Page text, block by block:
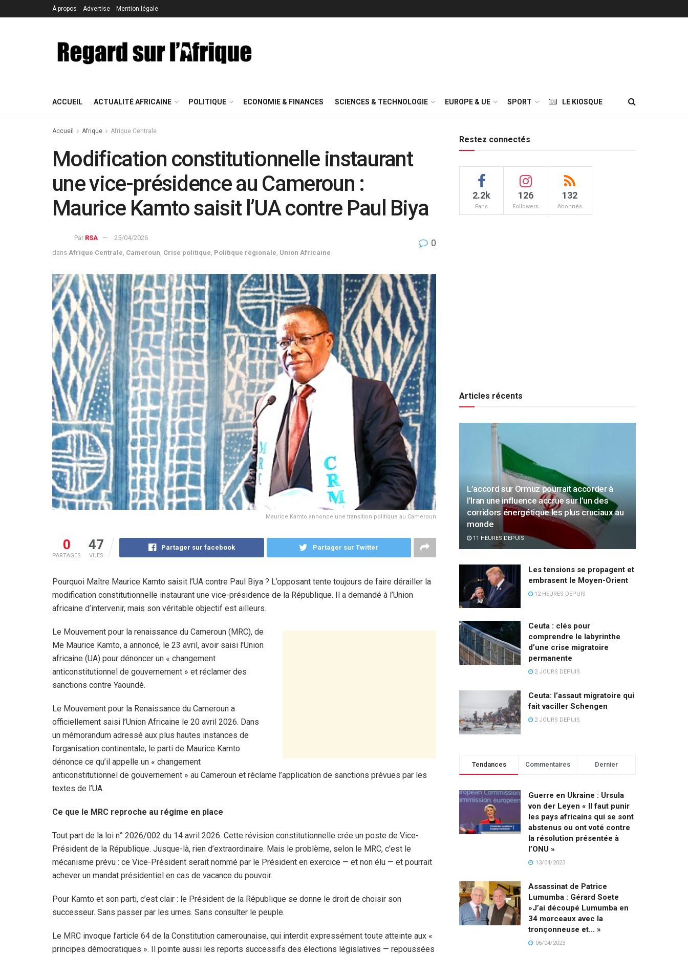
À propos Advertise Mention légale
ACCUEIL ACTUALITÉ AFRICAINE POLITIQUE ECONOMIE & FINANCES SCIENCES & TECHNOLOGIE EUROPE & UE SPORT LE KIOSQUE
Accueil Afrique Afrique Centrale
Modification constitutionnelle instaurant
une vice-présidence au Cameroun :
Maurice Kamto saisit l’UA contre Paul Biya
Par RSA
25/04/2026
dans Afrique Centrale Cameroun Crise politique Politique régionale Union Africaine
0
Maurice Kamto annonce une transition politique au Cameroun
0
PARTAGES
47
VUES
Partager sur facebook Partager sur Twitter
Pourquoi Maître Maurice Kamto saisit l’UA contre Paul Biya ? L’opposant tente toujours de faire dérailler la
modification constitutionnelle instaurant une vice-présidence de la République. Il a demandé à l’Union
africaine d’intervenir, mais son véritable objectif est ailleurs.
Le Mouvement pour la renaissance du Cameroun (MRC), de
Me Maurice Kamto, a annoncé, le 23 avril, avoir saisi l’Union
africaine (UA) pour dénoncer un « changement
anticonstitutionnel de gouvernement » et réclamer des
sanctions contre Yaoundé.
Le Mouvement pour la Renaissance du Cameroun a
officiellement saisi l’Union Africaine le 20 avril 2026. Dans
un mémorandum adressé aux plus hautes instances de
l’organisation continentale, le parti de Maurice Kamto
dénonce ce qu’il appelle un « changement
anticonstitutionnel de gouvernement » au Cameroun et réclame l’application de sanctions prévues par les
textes de l’UA.
Ce que le MRC reproche au régime en place
Tout part de la loi n° 2026/002 du 14 avril 2026. Cette révision constitutionnelle crée un poste de Vice-
Président de la République. Jusque-là, rien d’extraordinaire. Mais le problème, selon le MRC, c’est le
mécanisme prévu : ce Vice-Président serait nommé par le Président en exercice — et non élu — et pourrait
achever un mandat présidentiel en cas de vacance du pouvoir.
Pour Kamto et son parti, c’est clair : le Président de la République se donne le droit de choisir son
successeur. Sans passer par les urnes. Sans consulter le peuple.
Le MRC invoque l’article 64 de la Constitution camerounaise, qui interdit expressément toute atteinte aux «
principes démocratiques ». Il pointe aussi les reports successifs des élections législatives — repoussées
Restez connectés
2.2k
Fans
126
Followers
132
Abonnés
Articles récents
L’accord sur Ormuz pourrait accorder à
l’Iran une influence accrue sur l’un des
corridors énergétique les plus cruciaux au
monde
11 HEURES DEPUIS
Les tensions se propagent et
embrasent le Moyen-Orient
12 HEURES DEPUIS
Ceuta : clés pour
comprendre le labyrinthe
d’une crise migratoire
permanente
2 JOURS DEPUIS
Ceuta: l’assaut migratoire qui
fait vaciller Schengen
2 JOURS DEPUIS
Tendances Commentaires Dernier
Guerre en Ukraine : Ursula
von der Leyen « Il faut punir
les pays africains qui se sont
abstenus ou ont voté contre
la résolution présentée à
l’ONU »
13/04/2023
Assassinat de Patrice
Lumumba : Gérard Soete
»J’ai découpé Lumumba en
34 morceaux avec la
tronçonneuse et… »
06/04/2023